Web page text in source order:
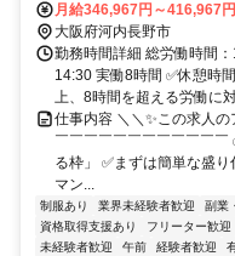
月給346,967円～416,967円
大阪府河内長野市
勤務時間詳細 総労働時間
14:30 実働8時間 ✅休憩時
上、8時間を超える労働に
仕事内容 ＼＼✨この求人
￣￣￣￣￣￣￣￣￣￣￣￣
る枠」 ✅まずは簡単な盛
マン...
制服あり 業界未経験者歓迎 副業
資格取得支援あり
フリーター歓迎
未経験者歓迎
午前 経験者歓迎